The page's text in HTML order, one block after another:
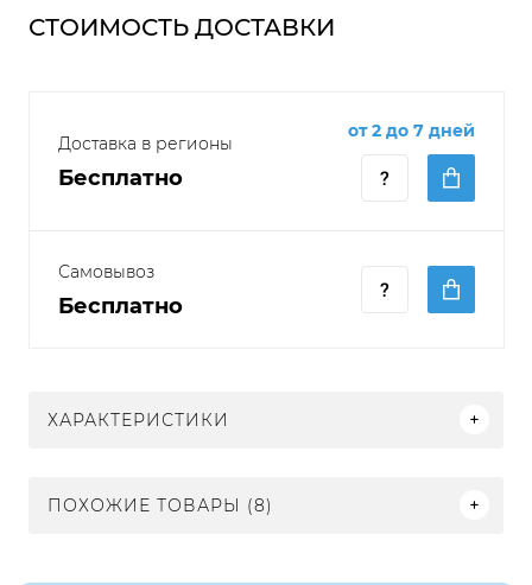
СТОИМОСТЬ ДОСТАВКИ
Доставка в регионы
Бесплатно
от 2 до 7 дней
Самовывоз
Бесплатно
ХАРАКТЕРИСТИКИ
ПОХОЖИЕ ТОВАРЫ (8)